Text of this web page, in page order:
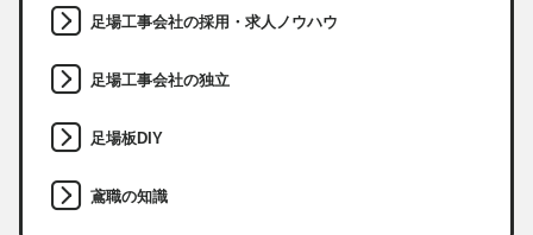
足場工事会社の採用・求人ノウハウ
足場工事会社の独立
足場板DIY
鳶職の知識